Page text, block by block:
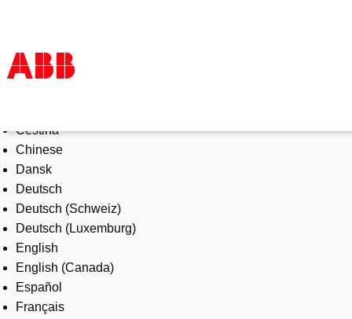
Prodotti e Soluzioni
Industrie e Utility
Service
Chi siamo
Dove acquistare
Contattaci
Lavorare in ABB
Čeština
Chinese
Dansk
Deutsch
Deutsch (Schweiz)
Deutsch (Luxemburg)
English
English (Canada)
Español
Français